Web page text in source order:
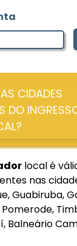
DO
local é
nas
Guabiruba,
Pomerode,
Balneário